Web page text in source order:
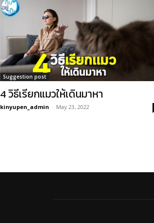
Suggestion post
4 วิธีเรียกแมวให้เดินมาหา
kinyupen_admin - May 23, 2022